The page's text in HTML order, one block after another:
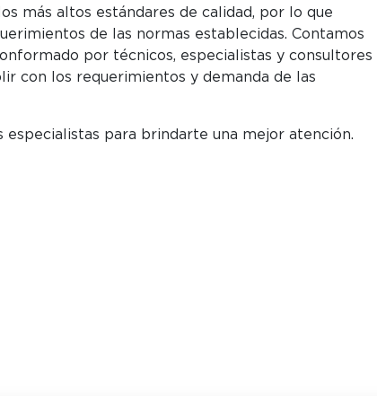
más altos estándares de calidad, por lo que
de las normas establecidas. Contamos
por técnicos, especialistas y consultores
con los requerimientos y demanda de las
especialistas para brindarte una mejor atención.